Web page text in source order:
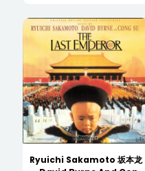
(WAV/16/44.1/596MB)
Ryuichi Sakamoto 坂本龙